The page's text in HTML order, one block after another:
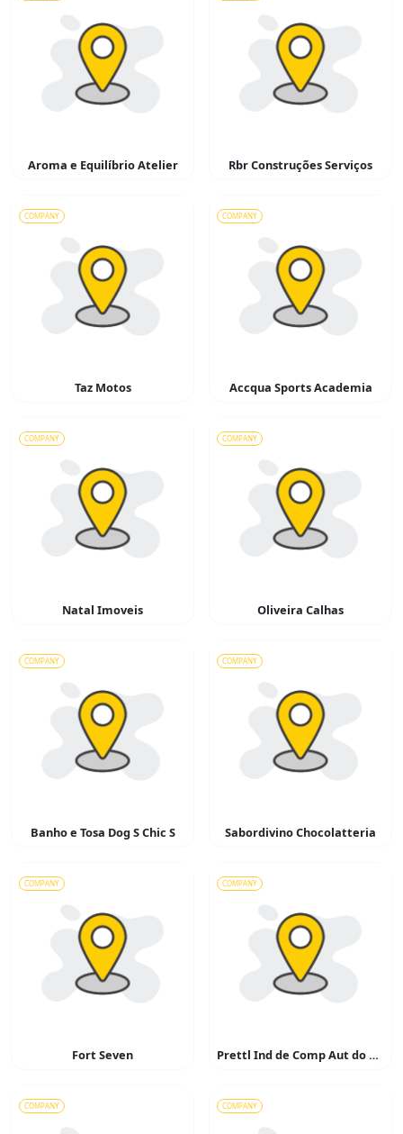
Aroma e Equilíbrio Atelier Rbr Construções Serviços
COMPANY
Taz Motos
COMPANY
Accqua Sports Academia
COMPANY
Natal Imoveis
COMPANY
Oliveira Calhas
COMPANY
Banho e Tosa Dog S Chic S
COMPANY
Sabordivino Chocolatteria
COMPANY
Fort Seven
COMPANY
Prettl Ind de Comp Aut do Brasil
COMPANY COMPANY